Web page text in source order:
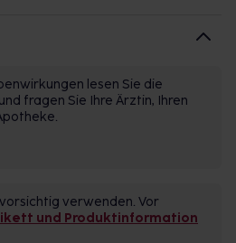
lesen Sie die
fragen Sie Ihre Ärztin, Ihren
verwenden. Vor
und Produktinformation